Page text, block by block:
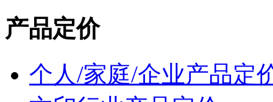
产品定价
个人/家庭/企业产品定